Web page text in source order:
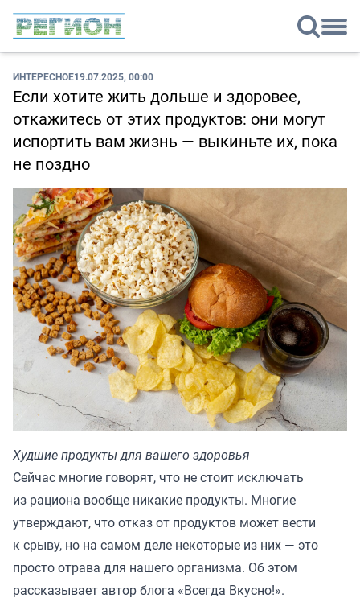
ИНТЕРЕСНОЕ19.07.2025, 00:00
Если хотите жить дольше и здоровее,
откажитесь от этих продуктов: они могут
испортить вам жизнь — выкиньте их, пока
не поздно
Худшие продукты для вашего здоровья
Сейчас многие говорят, что не стоит исключать
из рациона вообще никакие продукты. Многие
утверждают, что отказ от продуктов может вести
к срыву, но на самом деле некоторые из них — это
просто отрава для нашего организма. Об этом
рассказывает автор блога «Всегда Вкусно!».